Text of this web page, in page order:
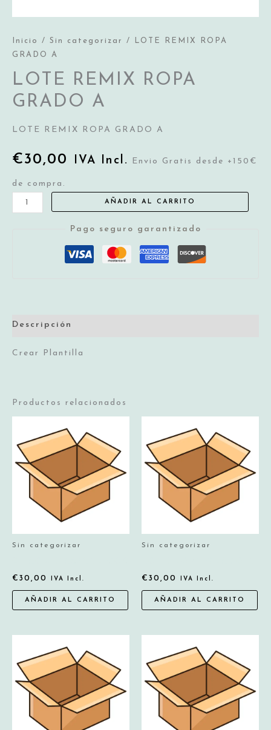
Inicio / Sin categorizar
/ LOTE REMIX ROPA
GRADO A
LOTE REMIX ROPA
GRADO A
LOTE REMIX ROPA GRADO A
€30,00 IVA Incl. Envio Gratis desde +150€
de compra.
LOTE
REMIX
AÑADIR AL CARRITO
Pago seguro garantizado
Descripción
Crear Plantilla
Productos relacionados
Sin categorizar
€ 30,00 IVA Incl.
AÑADIR AL CARRITO
Sin categorizar
€ 30,00 IVA Incl.
AÑADIR AL CARRITO